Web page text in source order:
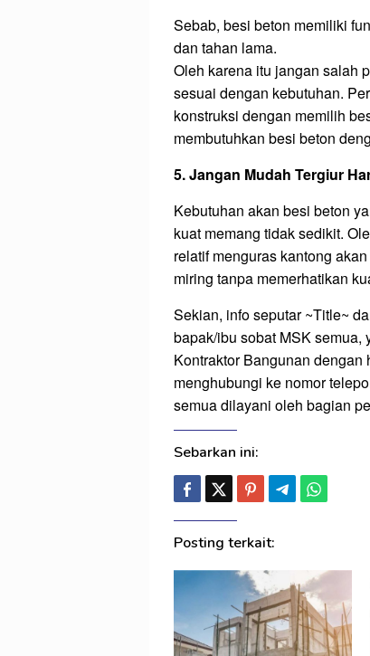
Sebab, besi beton memiliki
dan tahan lama.
Oleh karena itu jangan salah
sesuai dengan kebutuhan.
konstruksi dengan memilih
membutuhkan besi beton
5. Jangan Mudah Tergiur
Kebutuhan akan besi beton
kuat memang tidak sedikit.
relatif menguras kantong
miring tanpa memerhatikan
Sekian, info seputar ~Title~
bapak/ibu sobat MSK
Kontraktor Bangunan
menghubungi ke nomor
semua dilayani oleh bagian
Sebarkan ini:
Posting terkait: